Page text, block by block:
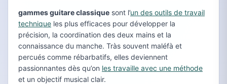
gammes guitare classique sont l’un des outils de travail
technique les plus efficaces pour développer la
précision, la coordination des deux mains et la
connaissance du manche. Tràs souvent maléfà et
percués comme rébarbatifs, elles deviennent
passionnantes dès qu’on les travaille avec une méthode
et un objectif musical clair.